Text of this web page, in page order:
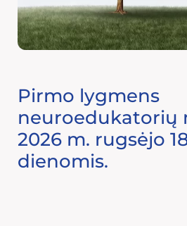
Pirmo lygmens
neuroedukatorių
2026 m. rugsėjo
dienomis.